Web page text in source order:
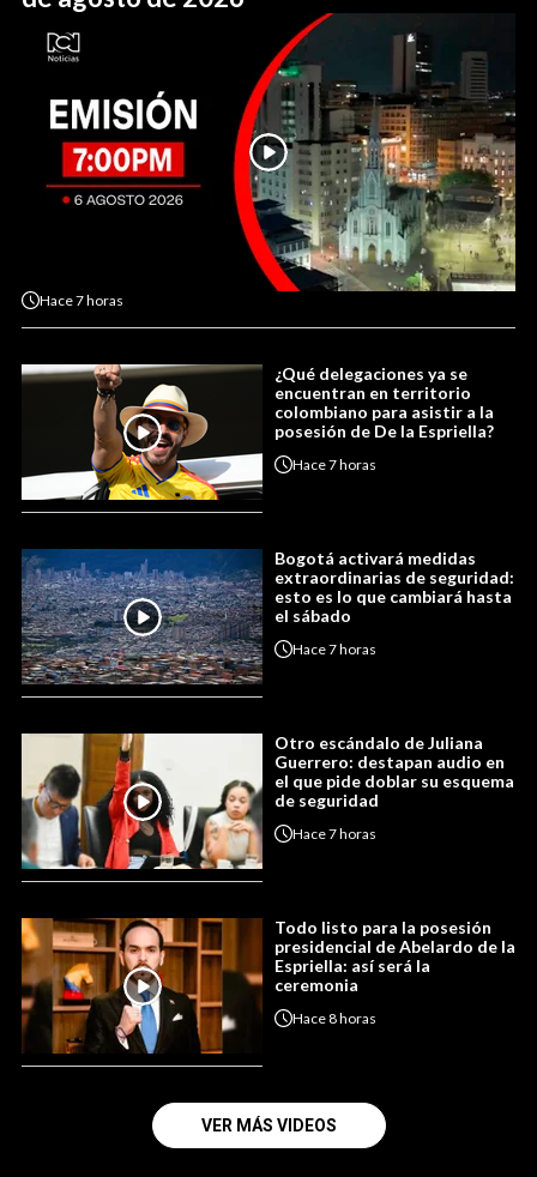
Hace7 horas
¿Qué delegaciones ya se
encuentran en territorio
colombiano para asistir a la
posesión de De la Espriella?
Hace7 horas
Bogotá activará medidas
extraordinarias de seguridad:
esto es lo que cambiará hasta
el sábado
Hace7 horas
Otro escándalo de Juliana
Guerrero: destapan audio en
el que pide doblar su esquema
de seguridad
Hace7 horas
Todo listo para la posesión
presidencial de Abelardo de la
Espriella: así será la
ceremonia
Hace8 horas
VER MÁS VIDEOS